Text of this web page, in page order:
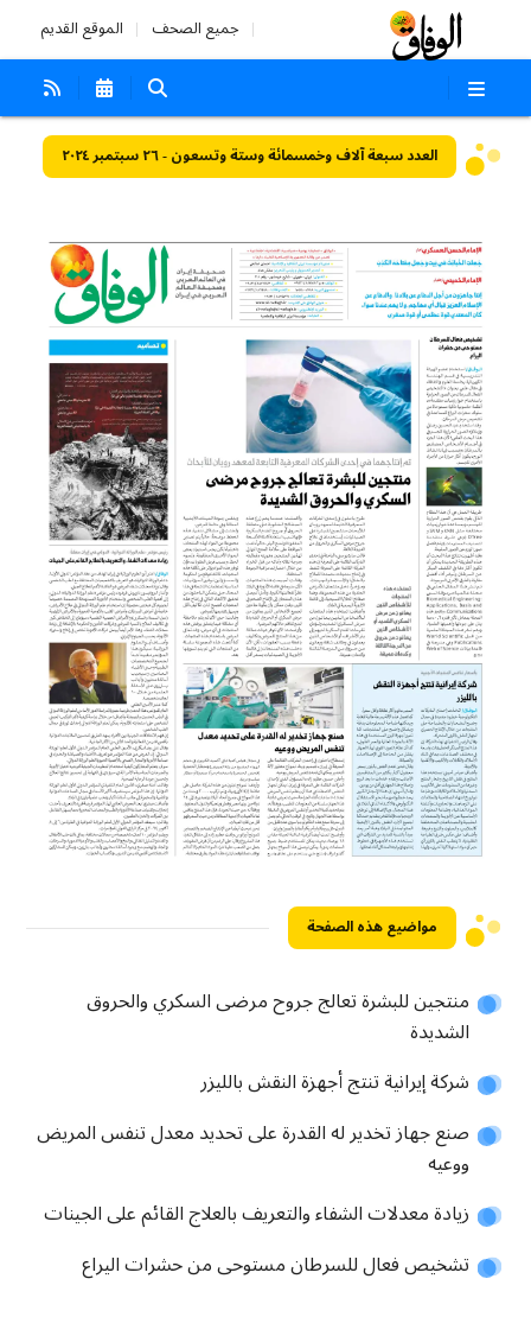
جميع الصحف الموقع القديم
العدد سبعة آلاف وخمسمائة وستة وتسعون - ٢٦ سبتمبر ٢٠٢٤
مواضيع هذه الصفحة
منتجين للبشرة تعالج جروح مرضى السكري والحروق
الشديدة
شركة إيرانية تنتج أجهزة النقش بالليزر
صنع جهاز تخدير له القدرة على تحديد معدل تنفس المريض
ووعيه
زيادة معدلات الشفاء والتعريف بالعلاج القائم على الجينات
تشخيص فعال للسرطان مستوحى من حشرات اليراع